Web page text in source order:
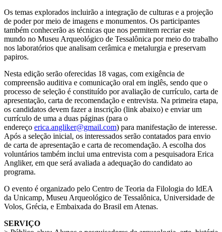
Os temas explorados incluirão a integração de culturas e a projeção
de poder por meio de imagens e monumentos. Os participantes
também conhecerão as técnicas que nos permitem recriar este
mundo no Museu Arqueológico de Tessalônica por meio do trabalho
nos laboratórios que analisam cerâmica e metalurgia e preservam
papiros.
Nesta edição serão oferecidas 18 vagas, com exigência de
compreensão auditiva e comunicação oral em inglês, sendo que o
processo de seleção é constituído por avaliação de currículo, carta de
apresentação, carta de recomendação e entrevista. Na primeira etapa,
os candidatos devem fazer a inscrição (link abaixo) e enviar um
currículo de uma a duas páginas (para o
endereço erica.angliker@gmail.com) para manifestação de interesse.
Após a seleção inicial, os interessados serão contatados para envio
de carta de apresentação e carta de recomendação. A escolha dos
voluntários também inclui uma entrevista com a pesquisadora Erica
Angliker, em que será avaliada a adequação do candidato ao
programa.
O evento é organizado pelo Centro de Teoria da Filologia do IdEA
da Unicamp, Museu Arqueológico de Tessalônica, Universidade de
Volos, Grécia, e Embaixada do Brasil em Atenas.
SERVIÇO